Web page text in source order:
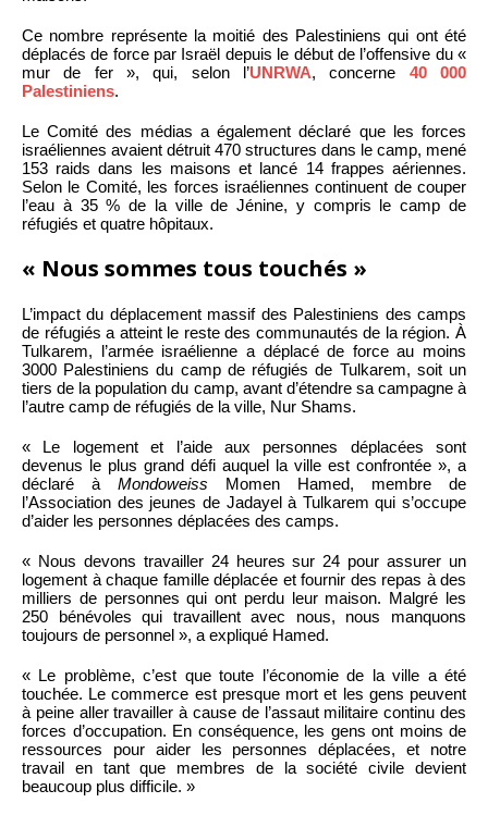
Ce nombre représente la moitié des Palestiniens qui ont été
déplacés de force par Israël depuis le début de l’offensive du «
mur de fer », qui, selon l’UNRWA, concerne 40 000
Palestiniens.
Le Comité des médias a également déclaré que les forces
israéliennes avaient détruit 470 structures dans le camp, mené
153 raids dans les maisons et lancé 14 frappes aériennes.
Selon le Comité, les forces israéliennes continuent de couper
l’eau à 35 % de la ville de Jénine, y compris le camp de
réfugiés et quatre hôpitaux.
« Nous sommes tous touchés »
L’impact du déplacement massif des Palestiniens des camps
de réfugiés a atteint le reste des communautés de la région. À
Tulkarem, l’armée israélienne a déplacé de force au moins
3000 Palestiniens du camp de réfugiés de Tulkarem, soit un
tiers de la population du camp, avant d’étendre sa campagne à
l’autre camp de réfugiés de la ville, Nur Shams.
« Le logement et l’aide aux personnes déplacées sont
devenus le plus grand défi auquel la ville est confrontée », a
déclaré à Mondoweiss Momen Hamed, membre de
l’Association des jeunes de Jadayel à Tulkarem qui s’occupe
d’aider les personnes déplacées des camps.
« Nous devons travailler 24 heures sur 24 pour assurer un
logement à chaque famille déplacée et fournir des repas à des
milliers de personnes qui ont perdu leur maison. Malgré les
250 bénévoles qui travaillent avec nous, nous manquons
toujours de personnel », a expliqué Hamed.
« Le problème, c’est que toute l’économie de la ville a été
touchée. Le commerce est presque mort et les gens peuvent
à peine aller travailler à cause de l’assaut militaire continu des
forces d’occupation. En conséquence, les gens ont moins de
ressources pour aider les personnes déplacées, et notre
travail en tant que membres de la société civile devient
beaucoup plus difficile. »